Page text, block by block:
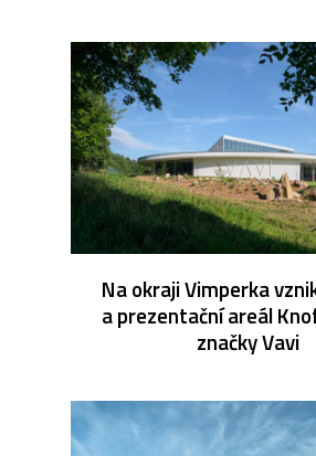
Na okraji Vimperka
a prezentační areál
značky Vavi